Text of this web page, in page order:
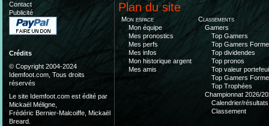
Contact
Publicité
Crédits
© Copyright 2004-2024
Idemfoot.com, Tous droits
réservés
Le site Idemfoot.com est édité par
Mickaël Méligne,
Frédéric Bernier-Malcoiffe, Mickaël
Breard.
Plan du site
Mon espace
Mon équipe
Mes pronostics
Mes perfs
Mes infos
Mon historique argent
Mes amis
Classements
Gamers
Top Gamers
Top Gamers Forme
Top dividendes
Top pronos
Top valeur
Top Gamers Forme
Top Trophées
Championnat 2026/
Calendrier/résultats
Classement